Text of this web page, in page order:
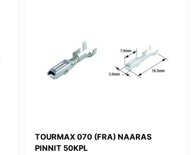
TOURMAX 070 (FRA) NAARAS
PINNIT 50KPL